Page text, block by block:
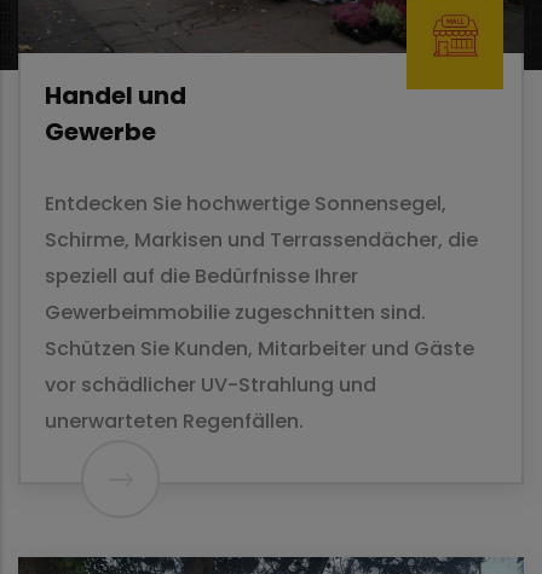
Handel und
Gewerbe
Entdecken Sie hochwertige Sonnensegel,
Schirme, Markisen und Terrassendächer, die
speziell auf die Bedürfnisse Ihrer
Gewerbeimmobilie zugeschnitten sind.
Schützen Sie Kunden, Mitarbeiter und Gäste
vor schädlicher UV-Strahlung und
unerwarteten Regenfällen.